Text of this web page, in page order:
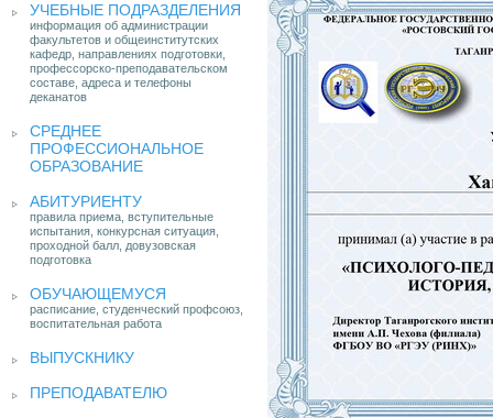
УЧЕБНЫЕ ПОДРАЗДЕЛЕНИЯ
информация об администрации
факультетов и общеинститутских
кафедр, направлениях подготовки,
профессорско-преподавательском
составе, адреса и телефоны
деканатов
СРЕДНЕЕ
ПРОФЕССИОНАЛЬНОЕ
ОБРАЗОВАНИЕ
АБИТУРИЕНТУ
правила приема, вступительные
испытания, конкурсная ситуация,
проходной балл, довузовская
подготовка
ОБУЧАЮЩЕМУСЯ
расписание, студенческий профсоюз,
воспитательная работа
ВЫПУСКНИКУ
ПРЕПОДАВАТЕЛЮ